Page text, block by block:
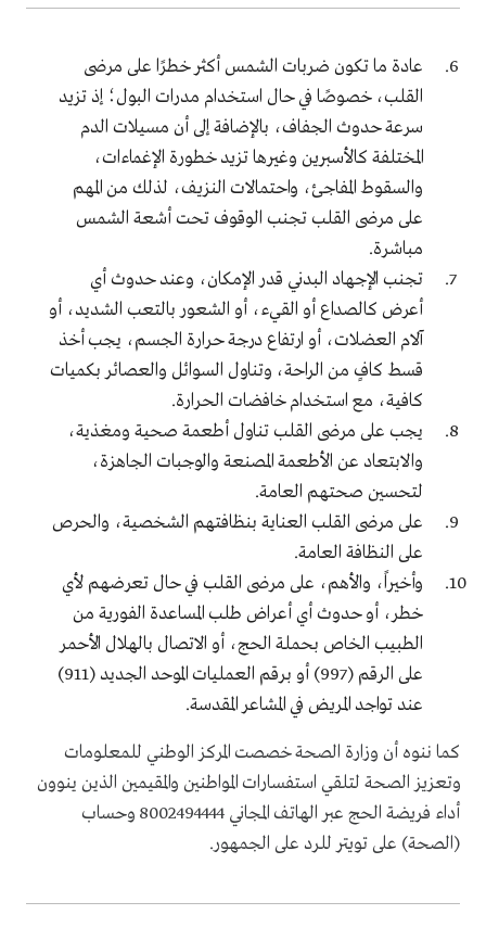
عادة ما تكون ضربات الشمس أكثر خطرًا على مرضى
القلب، خصوصًا في حال استخدام مدرات البول؛ إذ تزيد
سرعة حدوث الجفاف، بالإضافة إلى أن مسيلات الدم
المختلفة كالأسبرين وغيرها تزيد خطورة الإغماءات،
والسقوط المفاجئ، واحتمالات النزيف، لذلك من المهم
على مرضى القلب تجنب الوقوف تحت أشعة الشمس
مباشرة.
تجنب الإجهاد البدني قدر الإمكان، وعند حدوث أي
أعرض كالصداع أو القيء، أو الشعور بالتعب الشديد، أو
آلام العضلات، أو ارتفاع درجة حرارة الجسم، يجب أخذ
قسط كافٍ من الراحة، وتناول السوائل والعصائر بكميات
كافية، مع استخدام خافضات الحرارة.
يجب على مرضى القلب تناول أطعمة صحية ومغذية،
والابتعاد عن الأطعمة المصنعة والوجبات الجاهزة،
لتحسين صحتهم العامة.
على مرضى القلب العناية بنظافتهم الشخصية، والحرص
على النظافة العامة.
وأخيراً، والأهم، على مرضى القلب في حال تعرضهم لأي
خطر، أو حدوث أي أعراض طلب المساعدة الفورية من
الطبيب الخاص بحملة الحج، أو الاتصال بالهلال الأحمر
على الرقم (997
) أو برقم العمليات الموحد الجديد (911)
عند تواجد المريض في المشاعر المقدسة.
كما ننوه أن وزارة الصحة خصصت المركز الوطني للمعلومات
وتعزيز الصحة لتلقي استفسارات المواطنين والمقيمين الذين ينوون
أداء فريضة الحج عبر الهاتف المجاني 8002494444 وحساب
(الصحة) على تويتر للرد على الجمهور.